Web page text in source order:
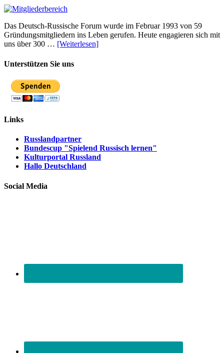
Das Deutsch-Russische Forum wurde im Februar 1993 von 59
Gründungsmitgliedern ins Leben gerufen. Heute engagieren sich mit
uns über 300 … [Weiterlesen]
Unterstützen Sie uns
Links
Russlandpartner
Bundescup "Spielend Russisch lernen"
Kulturportal Russland
Hallo Deutschland
Social Media